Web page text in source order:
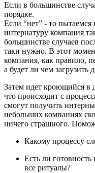
Если в большинстве
порядке.
Если “нет” - то
интернатуру компания
большинстве случаев
таки нужно. В этот
компания, как правило,
а будет ли чем загрузить
Затем идет кроющийся в
что происходит с
смогут получить
небольших компаниях
ничего страшного.
Какому процессу
Есть ли
все ритуалы?